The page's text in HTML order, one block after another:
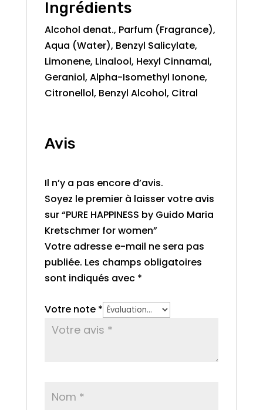
Ingrédients
Alcohol denat., Parfum (Fragrance),
Aqua (Water), Benzyl Salicylate,
Limonene, Linalool, Hexyl Cinnamal,
Geraniol, Alpha-Isomethyl Ionone,
Citronellol, Benzyl Alcohol, Citral
Avis
Il n’y a pas encore d’avis.
Soyez le premier à laisser votre avis
sur “PURE HAPPINESS by Guido Maria
Kretschmer for women”
Votre adresse e-mail ne sera pas
publiée. Les champs obligatoires
sont indiqués avec *
Votre note *